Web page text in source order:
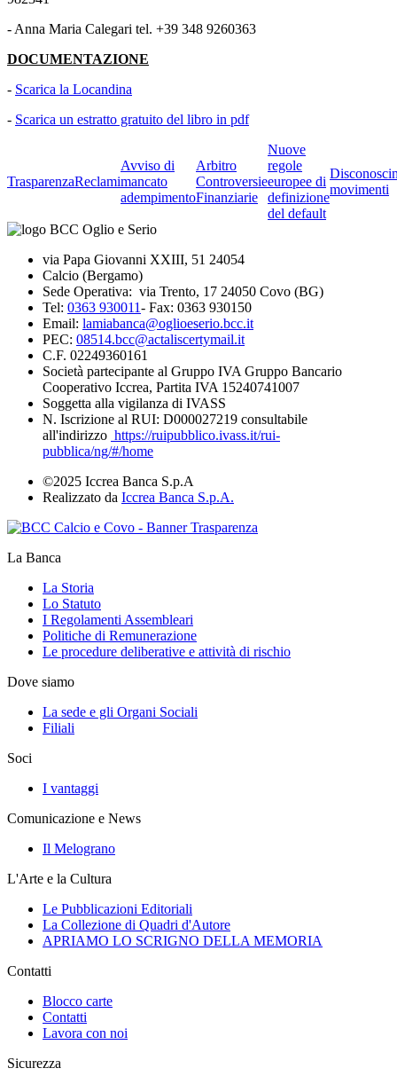
- Anna Maria Calegari tel. +39 348 9260363
DOCUMENTAZIONE
- Scarica la Locandina
- Scarica un estratto gratuito del libro in pdf
TrasparenzaReclami
Avviso di
mancato
adempimento
Arbitro
Controversie
Finanziarie
Nuove
regole
europee di
definizione
del default
movimenti
via Papa Giovanni XXIII, 51 24054
Calcio (Bergamo)
Sede Operativa: via Trento, 17 24050 Covo (BG)
Tel: 0363 930011- Fax: 0363 930150
Email: lamiabanca@oglioeserio.bcc.it
PEC: 08514.bcc@actaliscertymail.it
C.F. 02249360161
Società partecipante al Gruppo IVA Gruppo Bancario
Cooperativo Iccrea, Partita IVA 15240741007
Soggetta alla vigilanza di IVASS
N. Iscrizione al RUI: D000027219 consultabile
all'indirizzo https://ruipubblico.ivass.it/rui-
pubblica/ng/#/home
©2025 Iccrea Banca S.p.A
Realizzato da Iccrea Banca S.p.A.
La Banca
La Storia
Lo Statuto
I Regolamenti Assembleari
Politiche di Remunerazione
Le procedure deliberative e attività di rischio
Dove siamo
La sede e gli Organi Sociali
Filiali
Soci
I vantaggi
Comunicazione e News
Il Melograno
L'Arte e la Cultura
Le Pubblicazioni Editoriali
La Collezione di Quadri d'Autore
APRIAMO LO SCRIGNO DELLA MEMORIA
Contatti
Blocco carte
Contatti
Lavora con noi
Sicurezza